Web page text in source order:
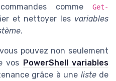
comme Get-
et nettoyer les variables
.
pouvez non seulement
vos PowerShell variables
grâce à une listede